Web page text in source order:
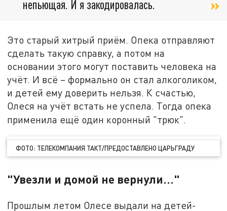
непьющая. И я закодировалась.
Это старый хитрый приём. Опека отправляют
сделать такую справку, а потом на
основании этого могут поставить человека на
учёт. И всё – формально он стал алкоголиком,
и детей ему доверить нельзя. К счастью,
Олеся на учёт встать не успела. Тогда опека
применила ещё один коронный "трюк".
ФОТО: ТЕЛЕКОМПАНИЯ ТАКТ/ПРЕДОСТАВЛЕНО ЦАРЬГРАДУ
"Увезли и домой не вернули…"
Прошлым летом Олесе выдали на детей-